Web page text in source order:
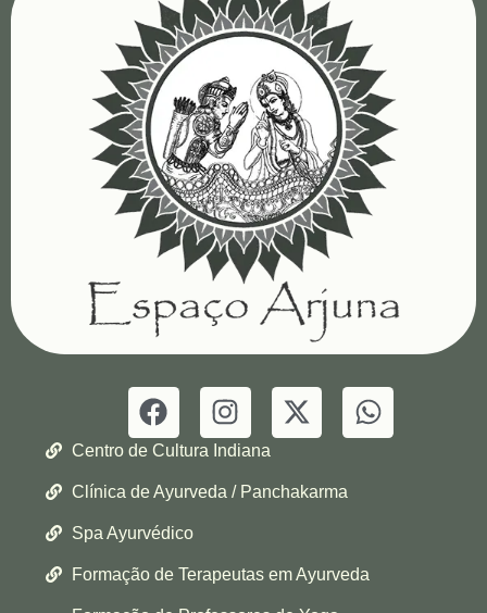
Centro de Cultura Indiana
Clínica de Ayurveda / Panchakarma
Spa Ayurvédico
Formação de Terapeutas em Ayurveda